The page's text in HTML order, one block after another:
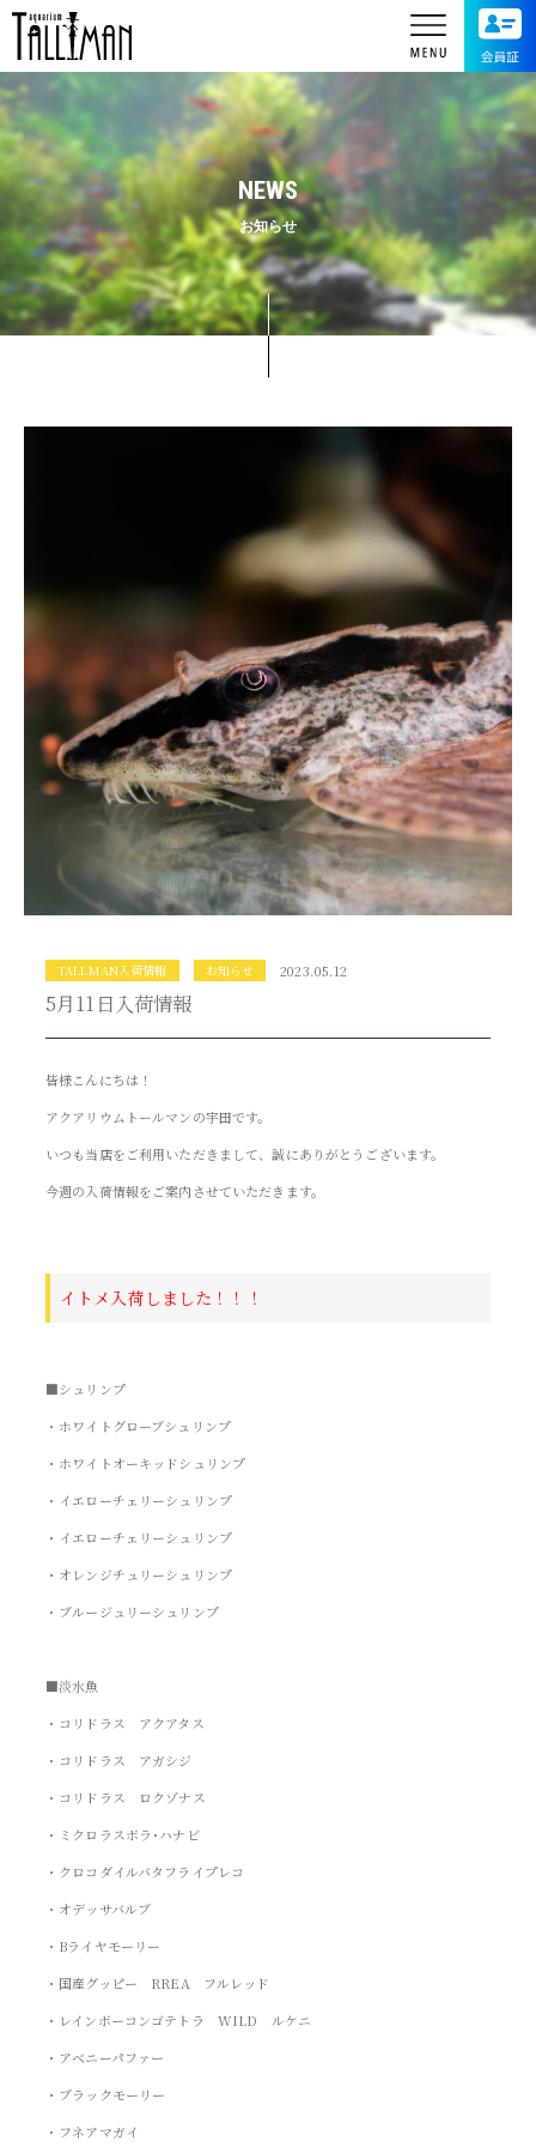
NEWS
お知らせ
TALLMAN入荷情報 お知らせ 2023.05.12
5月11日入荷情報
皆様こんにちは！
アクアリウムトールマンの宇田です。
いつも当店をご利用いただきまして、誠にありがとうございます。
今週の入荷情報をご案内させていただきます。
イトメ入荷しました！！！
■シュリンプ
・ホワイトグローブシュリンプ
・ホワイトオーキッドシュリンプ
・イエローチェリーシュリンプ
・イエローチェリーシュリンプ
・オレンジチュリーシュリンプ
・ブルージュリーシュリンプ
■淡水魚
・コリドラス アクアタス
・コリドラス アガシジ
・コリドラス ロクゾナス
・ミクロラスボラ･ハナビ
・クロコダイルバタフライプレコ
・オデッサバルブ
・Bライヤモーリー
・国産グッピー RREA フルレッド
・レインボーコンゴテトラ WILD ルケニ
・アベニーパファー
・ブラックモーリー
・フネアマガイ